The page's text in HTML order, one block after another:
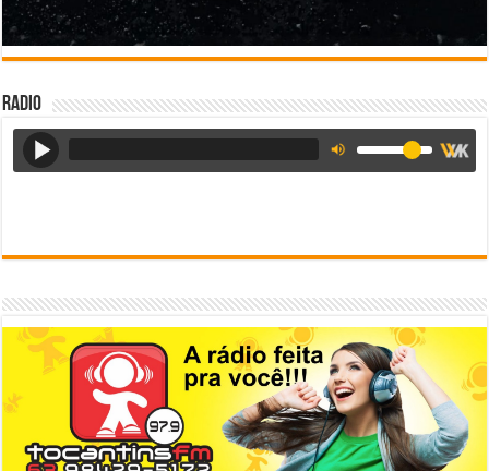
Radio